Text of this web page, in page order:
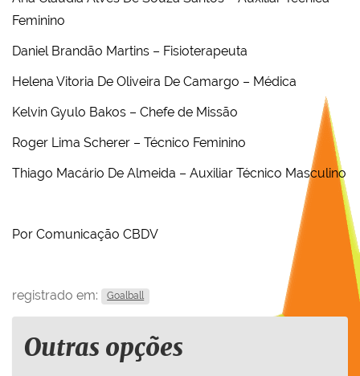
Feminino
Daniel Brandão Martins – Fisioterapeuta
Helena Vitoria De Oliveira De Camargo – Médica
Kelvin Gyulo Bakos – Chefe de Missão
Roger Lima Scherer – Técnico Feminino
Thiago Macário De Almeida – Auxiliar Técnico Masculino
Por Comunicação CBDV
registrado em: Goalball
Outras opções